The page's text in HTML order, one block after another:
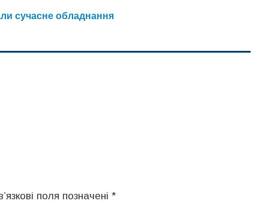
сучасне обладнання
поля позначені *